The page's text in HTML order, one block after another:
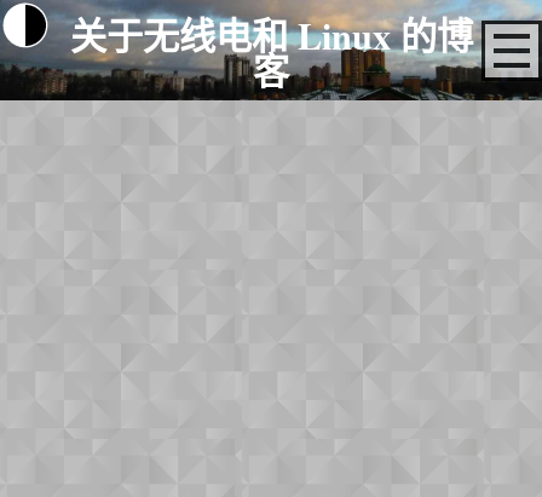
关于无线电和 Linux 的博
客